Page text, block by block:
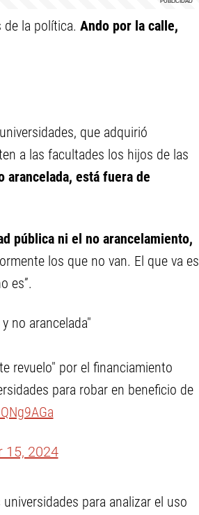
de la política. Ando por la calle,
que adquirió
a las facultades los hijos de las
arancelada, está fuera de
pública ni el no arancelamiento,
los que no van. El que va es
es”.
no arancelada"
revuelo" por el financiamiento
para robar en beneficio de
15, 2024
para analizar el uso